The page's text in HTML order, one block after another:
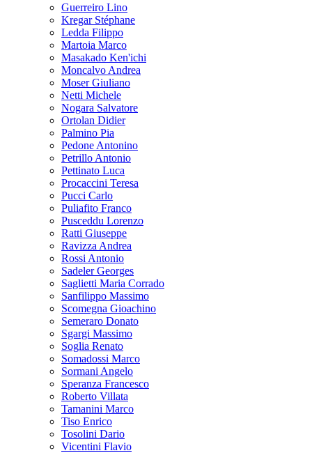
Guerreiro Lino
Kregar Stéphane
Ledda Filippo
Martoia Marco
Masakado Ken'ichi
Moncalvo Andrea
Moser Giuliano
Netti Michele
Nogara Salvatore
Ortolan Didier
Palmino Pia
Pedone Antonino
Petrillo Antonio
Pettinato Luca
Procaccini Teresa
Pucci Carlo
Puliafito Franco
Pusceddu Lorenzo
Ratti Giuseppe
Ravizza Andrea
Rossi Antonio
Sadeler Georges
Saglietti Maria Corrado
Sanfilippo Massimo
Scomegna Gioachino
Semeraro Donato
Sgargi Massimo
Soglia Renato
Somadossi Marco
Sormani Angelo
Speranza Francesco
Roberto Villata
Tamanini Marco
Tiso Enrico
Tosolini Dario
Vicentini Flavio